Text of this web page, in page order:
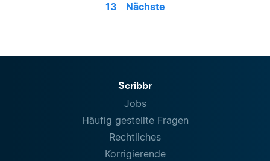
13
Nächste
Scribbr
Jobs
Häufig gestellte Fragen
Rechtliches
Korrigierende